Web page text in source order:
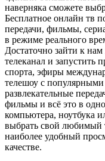
наверняка сможете
Бесплатное онлайн тв
передачи, фильмы,
в режиме реального
Достаточно зайти к
телеканал и запустить
спорта, эфиры
телешоу с
развлекательные
фильмы и всё это в
компьютера, ноутбука
выбрать свой любимый
наиболее удобный
качестве.